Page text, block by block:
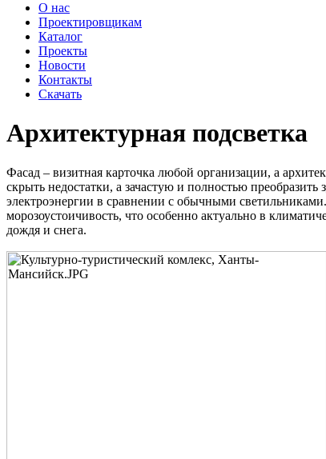
О нас
Проектировщикам
Каталог
Проекты
Новости
Контакты
Скачать
Архитектурная подсветка
Фасад – визитная карточка любой организации, а
скрыть недостатки, а зачастую и полностью
электроэнергии в сравнении с обычными
морозоустоичивость, что особенно актуально в
дождя и снега.